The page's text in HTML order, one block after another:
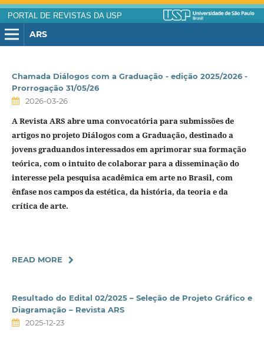
PORTAL DE REVISTAS DA USP
ARS
Chamada Diálogos com a Graduação - edição 2025/2026 -
Prorrogação 31/05/26
2026-03-26
A Revista ARS abre uma convocatória para submissões de
artigos no projetoDiálogos com a Graduação, destinado a
jovens graduandosinteressados em aprimorar sua formação
teórica, com o intuito de colaborar para a disseminação do
interesse pela pesquisa acadêmica em arte no Brasil, com
ênfase nos campos da estética, da história, da teoria e da
crítica de arte.
READ MORE
Resultado do Edital 02/2025 – Seleção de Projeto Gráfico e
Diagramação – Revista ARS
2025-12-23